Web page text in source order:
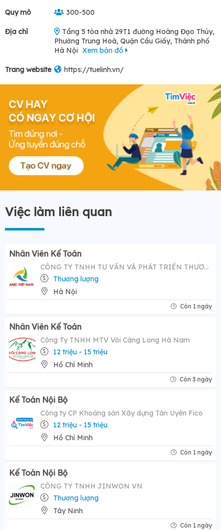
Quy mô 300-500
Địa chỉ
Tầng 5 tòa nhà 29T1 đường Hoàng Đạo Thúy,
Phường Trung Hoà, Quận Cầu Giấy, Thành phố
Hà Nội Xem bản đồ
Trang website https://tuelinh.vn/
Việc làm liên quan
Nhân Viên Kế Toán
CÔNG TY TNHH TƯ VẤN VÀ PHÁT TRIỂN THƯƠNG HIỆU AMC VIỆT NAM
Thương lượng
Hà Nội
Còn 1 ngày
Nhân Viên Kế Toán
Công Ty TNHH MTV Vôi Càng Long Hà Nam
12 triệu - 15 triệu
Hồ Chí Minh
Còn 3 ngày
Kế Toán Nội Bộ
Công ty CP Khoáng sản Xây dựng Tân Uyên Fico
12 triệu - 15 triệu
Hồ Chí Minh
Còn 1 ngày
Kế Toán Nội Bộ
CÔNG TY TNHH JINWON VN
Thương lượng
Tây Ninh
Còn 1 ngày